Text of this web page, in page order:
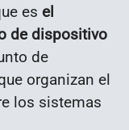
es el
de dispositivo
de
organizan el
los sistemas